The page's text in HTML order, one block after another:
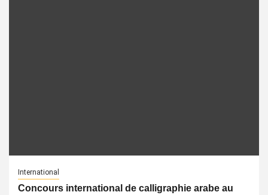
International
Concours international de calligraphie arabe au